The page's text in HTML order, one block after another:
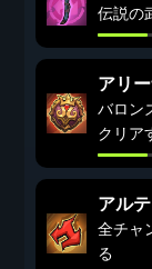
伝説の
アリ
バロン
クリア
アル
全チャ
る